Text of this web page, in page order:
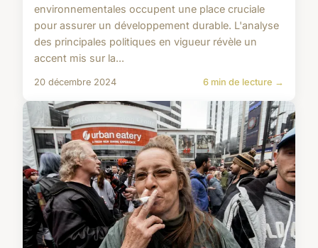
environnementales occupent une place cruciale
pour assurer un développement durable. L'analyse
des principales politiques en vigueur révèle un
accent mis sur la...
20 décembre 2024 6 min de lecture →